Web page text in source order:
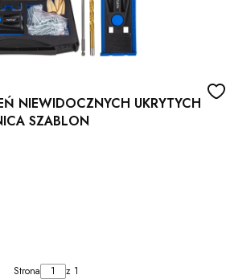
NIEWIDOCZNYCH UKRYTYCH
SZABLON
Strona z 1